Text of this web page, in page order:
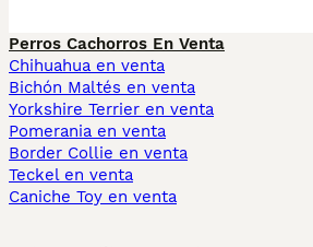
Perros Cachorros En Venta
Chihuahua en venta
Bichón Maltés en venta
Yorkshire Terrier en venta
Pomerania en venta
Border Collie en venta
Teckel en venta
Caniche Toy en venta